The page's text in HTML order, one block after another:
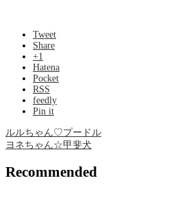
Tweet
Share
+1
Hatena
Pocket
RSS
feedly
Pin it
ルルちゃん♡‬プードル
ヨネちゃん☆甲斐犬
Recommended